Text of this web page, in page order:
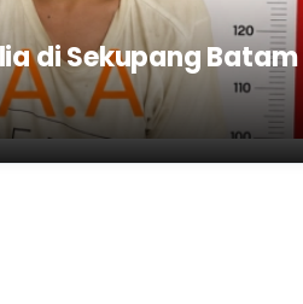
di Sekupang Batam